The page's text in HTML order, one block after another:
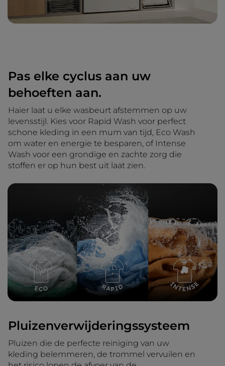
Pas elke cyclus aan uw
behoeften aan.
Haier laat u elke wasbeurt afstemmen op uw
levensstijl. Kies voor Rapid Wash voor perfect
schone kleding in een mum van tijd, Eco Wash
om water en energie te besparen, of Intense
Wash voor een grondige en zachte zorg die
stoffen er op hun best uit laat zien.
Pluizenverwijderingssysteem
Pluizen die de perfecte reiniging van uw
kleding belemmeren, de trommel vervuilen en